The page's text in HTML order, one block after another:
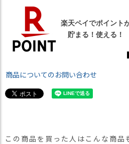
商品についてのお問い合わせ
この商品を買った人はこんな商品